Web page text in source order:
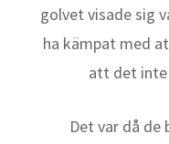
golvet visade sig
ha kämpat med
att det inte
Det var då